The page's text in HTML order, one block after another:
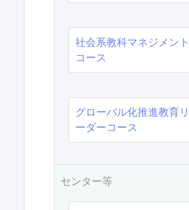
社会系教科マネジメント
コース
グローバル化推進教育リ
ーダーコース
センター等